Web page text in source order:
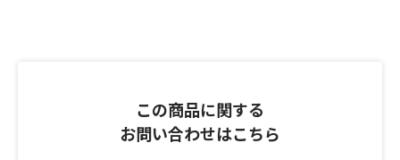
この商品に関する
お問い合わせはこちら